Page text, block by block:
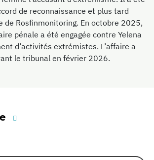
de reconnaissance et plus tard
de Rosfinmonitoring. En octobre 2025,
pénale a été engagée contre Yelena
d’activités extrémistes. L’affaire a
le tribunal en février 2026.